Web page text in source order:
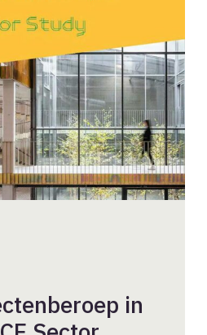
in